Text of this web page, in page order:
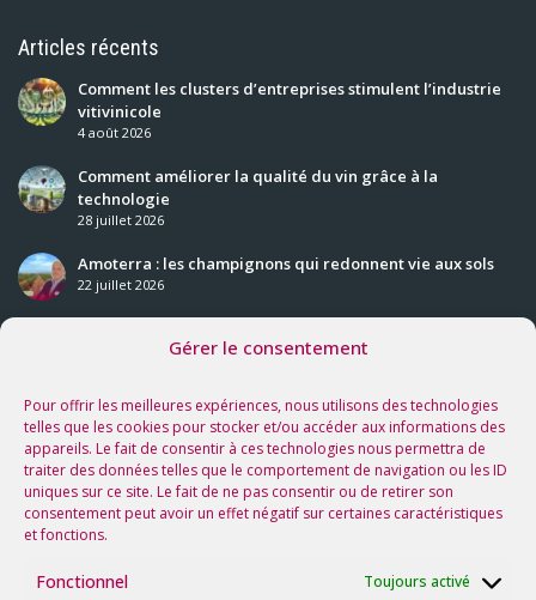
Gérer le consentement
Pour offrir les meilleures expériences, nous utilisons des technologies
telles que les cookies pour stocker et/ou accéder aux informations des
appareils. Le fait de consentir à ces technologies nous permettra de
traiter des données telles que le comportement de navigation ou les ID
uniques sur ce site. Le fait de ne pas consentir ou de retirer son
consentement peut avoir un effet négatif sur certaines caractéristiques
et fonctions.
Fonctionnel Toujours activé
Articles récents
Comment les clusters d’entreprises stimulent l’industrie
vitivinicole
4 août 2026
Comment améliorer la qualité du vin grâce à la
technologie
28 juillet 2026
Amoterra : les champignons qui redonnent vie aux sols
22 juillet 2026
Nos prochaines rencontres
Voir tous les événements
Suivez-nous sur les réseaux !